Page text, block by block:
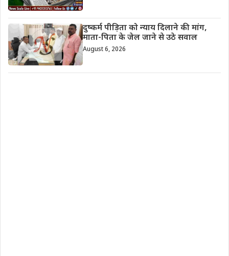
दुष्कर्म पीड़िता को न्याय दिलाने की मांग,
माता-पिता के जेल जाने से उठे सवाल
August 6, 2026